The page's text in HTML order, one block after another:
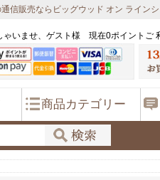
信販売ならビッグウッド オン ライン
ゃいませ、ゲスト様 現在0ポイントご
商品カテゴリー